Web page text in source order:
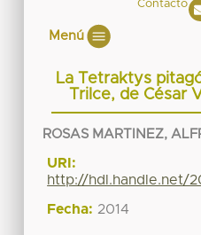
Contacto
Menú
La Tetraktys
Trilce, de César
ROSAS MARTINEZ,
URI:
http://hdl.handle.net/
Fecha: 2014